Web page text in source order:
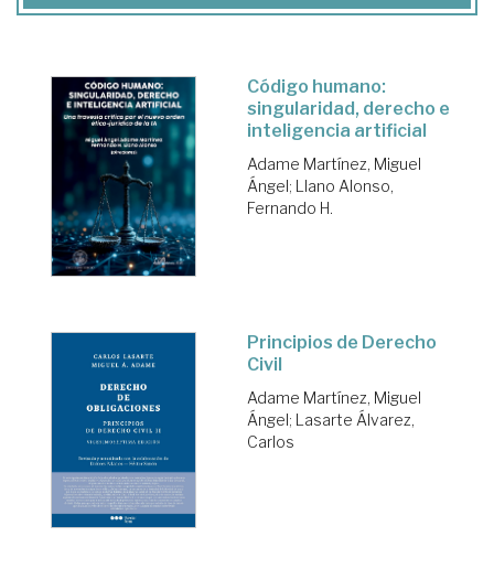
Código humano:
singularidad, derecho e
inteligencia artificial
Adame Martínez, Miguel
Ángel; Llano Alonso,
Fernando H.
Principios de Derecho
Civil
Adame Martínez, Miguel
Ángel; Lasarte Álvarez,
Carlos